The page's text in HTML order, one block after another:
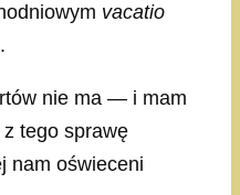
vacatio
nie ma — i mam
tego sprawę
nam oświeceni